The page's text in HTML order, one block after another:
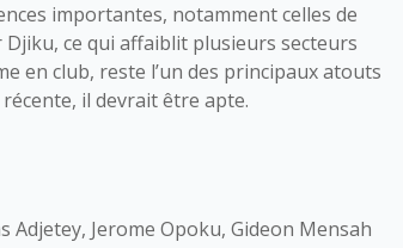
importantes, notamment celles de
ce qui affaiblit plusieurs secteurs
en club, reste l’un des principaux atouts
il devrait être apte.
Adjetey, Jerome Opoku, Gideon Mensah